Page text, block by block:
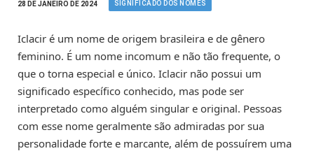
28 DE JANEIRO DE 2024 SIGNIFICADO DOS NOMES
Iclacir é um nome de origem brasileira e de gênero
feminino. É um nome incomum e não tão frequente, o
que o torna especial e único. Iclacir não possui um
significado específico conhecido, mas pode ser
interpretado como alguém singular e original. Pessoas
com esse nome geralmente são admiradas por sua
personalidade forte e marcante, além de possuírem uma